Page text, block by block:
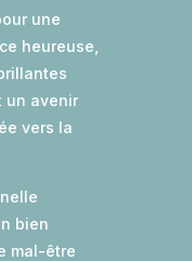
une
heureuse,
un avenir
vers la
bien
mal-être